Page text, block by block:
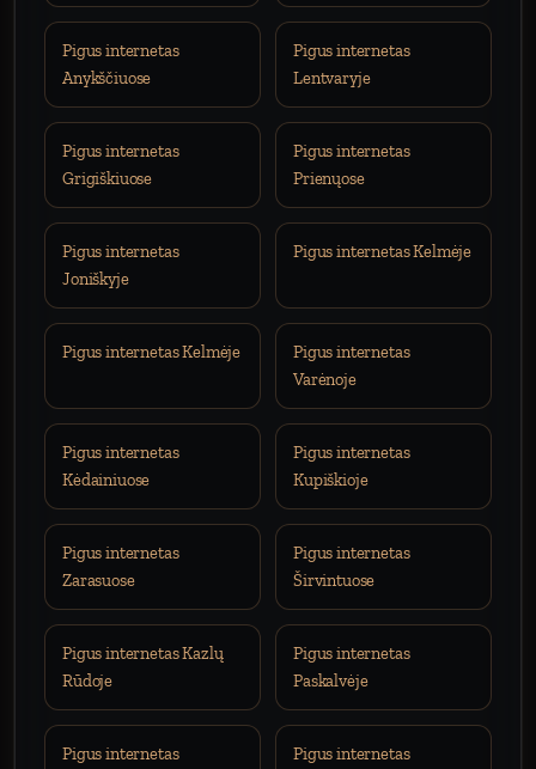
Pigus internetas
Anykščiuose
Pigus internetas
Lentvaryje
Pigus internetas
Grigiškiuose
Pigus internetas
Prienųose
Pigus internetas
Joniškyje
Pigus internetas Kelmėje
Pigus internetas Kelmėje
Pigus internetas
Varėnoje
Pigus internetas
Kėdainiuose
Pigus internetas
Kupiškioje
Pigus internetas
Zarasuose
Pigus internetas
Širvintuose
Pigus internetas Kazlų
Rūdoje
Pigus internetas
Paskalvėje
Pigus internetas
Pigus internetas